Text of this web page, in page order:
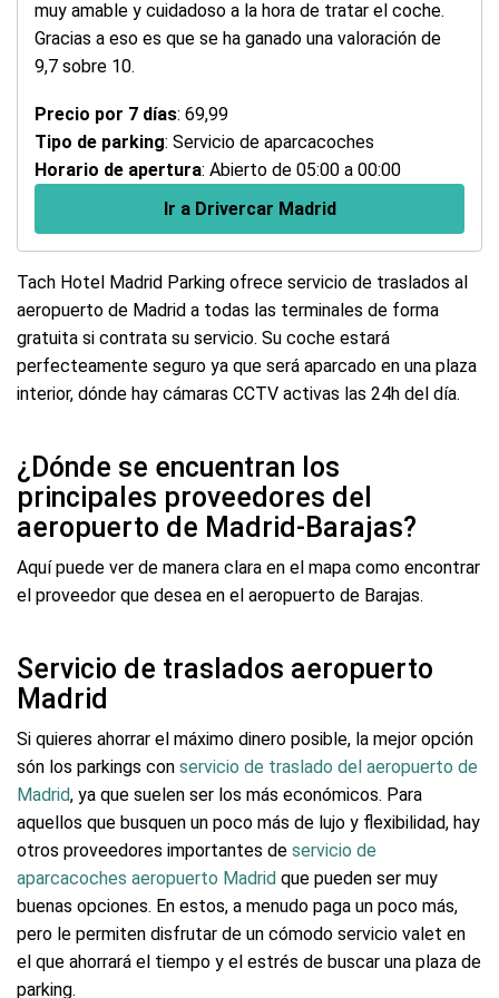
muy amable y cuidadoso a la hora de tratar el coche.
Gracias a eso es que se ha ganado una valoración de
9,7 sobre 10.
Precio por 7 días: 69,99
Tipo de parking: Servicio de aparcacoches
Horario de apertura: Abierto de 05:00 a 00:00
Ir a Drivercar Madrid
Tach Hotel Madrid Parking ofrece servicio de traslados al
aeropuerto de Madrid a todas las terminales de forma
gratuita si contrata su servicio. Su coche estará
perfecteamente seguro ya que será aparcado en una plaza
interior, dónde hay cámaras CCTV activas las 24h del día.
¿Dónde se encuentran los
principales proveedores del
aeropuerto de Madrid-Barajas?
Aquí puede ver de manera clara en el mapa como encontrar
el proveedor que desea en el aeropuerto de Barajas.
Servicio de traslados aeropuerto
Madrid
Si quieres ahorrar el máximo dinero posible, la mejor opción
són los parkings con servicio de traslado del aeropuerto de
Madrid, ya que suelen ser los más económicos. Para
aquellos que busquen un poco más de lujo y flexibilidad, hay
otros proveedores importantes de servicio de
aparcacoches aeropuerto Madrid que pueden ser muy
buenas opciones. En estos, a menudo paga un poco más,
pero le permiten disfrutar de un cómodo servicio valet en
el que ahorrará el tiempo y el estrés de buscar una plaza de
parking.